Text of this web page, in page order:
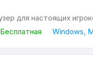
для настоящих
Бесплатная Windows,